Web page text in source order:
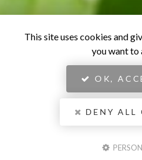
This site uses cookies and
you want to
OK,
DENY ALL